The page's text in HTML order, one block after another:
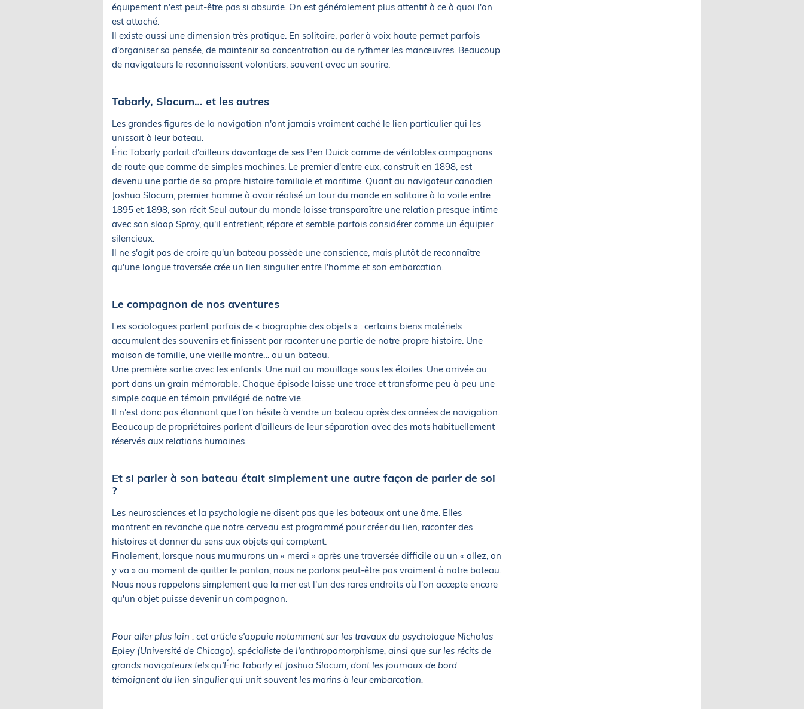
équipement n'est peut-être pas si absurde. On est généralement plus attentif à ce à quoi l'on
est attaché.
Il existe aussi une dimension très pratique. En solitaire, parler à voix haute permet parfois
d'organiser sa pensée, de maintenir sa concentration ou de rythmer les manœuvres. Beaucoup
de navigateurs le reconnaissent volontiers, souvent avec un sourire.
Tabarly, Slocum… et les autres
Les grandes figures de la navigation n'ont jamais vraiment caché le lien particulier qui les
unissait à leur bateau.
Éric Tabarly parlait d'ailleurs davantage de ses Pen Duick comme de véritables compagnons
de route que comme de simples machines. Le premier d'entre eux, construit en 1898, est
devenu une partie de sa propre histoire familiale et maritime. Quant au navigateur canadien
Joshua Slocum, premier homme à avoir réalisé un tour du monde en solitaire à la voile entre
1895 et 1898, son récit Seul autour du monde laisse transparaître une relation presque intime
avec son sloop Spray, qu'il entretient, répare et semble parfois considérer comme un équipier
silencieux.
Il ne s'agit pas de croire qu'un bateau possède une conscience, mais plutôt de reconnaître
qu'une longue traversée crée un lien singulier entre l'homme et son embarcation.
Le compagnon de nos aventures
Les sociologues parlent parfois de « biographie des objets » : certains biens matériels
accumulent des souvenirs et finissent par raconter une partie de notre propre histoire. Une
maison de famille, une vieille montre… ou un bateau.
Une première sortie avec les enfants. Une nuit au mouillage sous les étoiles. Une arrivée au
port dans un grain mémorable. Chaque épisode laisse une trace et transforme peu à peu une
simple coque en témoin privilégié de notre vie.
Il n'est donc pas étonnant que l'on hésite à vendre un bateau après des années de navigation.
Beaucoup de propriétaires parlent d'ailleurs de leur séparation avec des mots habituellement
réservés aux relations humaines.
Et si parler à son bateau était simplement une autre façon de parler de soi
?
Les neurosciences et la psychologie ne disent pas que les bateaux ont une âme. Elles
montrent en revanche que notre cerveau est programmé pour créer du lien, raconter des
histoires et donner du sens aux objets qui comptent.
Finalement, lorsque nous murmurons un « merci » après une traversée difficile ou un « allez, on
y va » au moment de quitter le ponton, nous ne parlons peut-être pas vraiment à notre bateau.
Nous nous rappelons simplement que la mer est l'un des rares endroits où l'on accepte encore
qu'un objet puisse devenir un compagnon.
Pour aller plus loin : cet article s'appuie notamment sur les travaux du psychologue Nicholas
Epley (Université de Chicago), spécialiste de l'anthropomorphisme, ainsi que sur les récits de
grands navigateurs tels qu'Éric Tabarly et Joshua Slocum, dont les journaux de bord
témoignent du lien singulier qui unit souvent les marins à leur embarcation.